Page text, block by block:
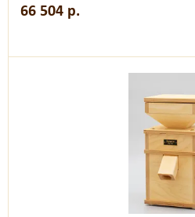
66 504 р.